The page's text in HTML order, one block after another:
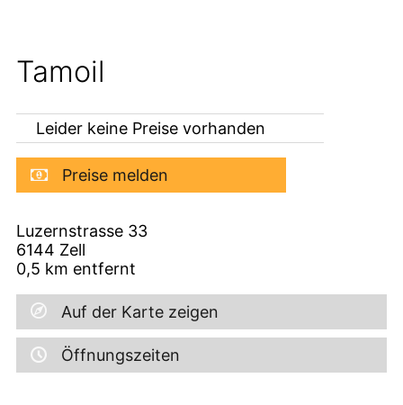
Tamoil
Leider keine Preise vorhanden
Preise melden
Luzernstrasse 33
6144 Zell
0,5 km entfernt
Auf der Karte zeigen
Öffnungszeiten